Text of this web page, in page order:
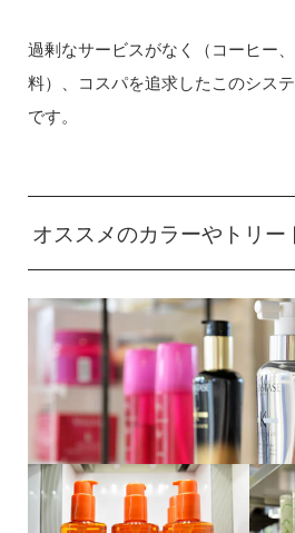
過剰なサービスがなく（コーヒー
料）、コスパを追求したこのシス
です。
オススメのカラーやトリー